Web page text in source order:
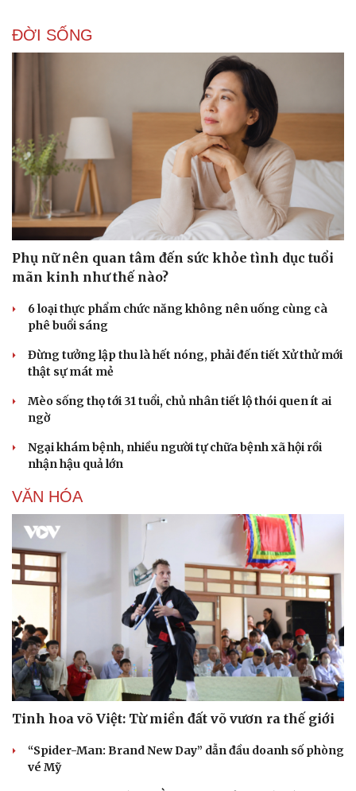
ĐỜI SỐNG
Phụ nữ nên quan tâm đến sức khỏe tình dục tuổi
mãn kinh như thế nào?
6 loại thực phẩm chức năng không nên uống cùng cà
phê buổi sáng
Đừng tưởng lập thu là hết nóng, phải đến tiết Xử thử mới
thật sự mát mẻ
Mèo sống thọ tới 31 tuổi, chủ nhân tiết lộ thói quen ít ai
ngờ
Ngại khám bệnh, nhiều người tự chữa bệnh xã hội rồi
nhận hậu quả lớn
VĂN HÓA
Tinh hoa võ Việt: Từ miền đất võ vươn ra thế giới
“Spider-Man: Brand New Day” dẫn đầu doanh số phòng
vé Mỹ